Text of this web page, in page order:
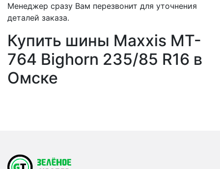
Менеджер сразу Вам перезвонит для уточнения
деталей заказа.
Купить шины Maxxis MT-
764 Bighorn 235/85 R16 в
Омске